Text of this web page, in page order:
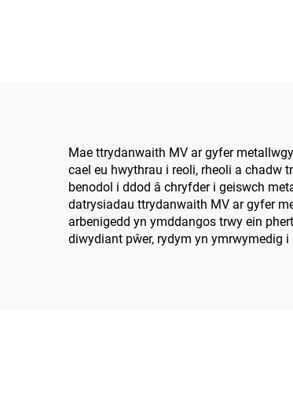
Mae ttrydanwaith MV ar gyfer
cael eu hwythrau i reoli, rheoli a chadw
benodol i ddod â chryfder i geiswch
datrysiadau ttrydanwaith MV ar gyfer
arbenigedd yn ymddangos trwy ein
diwydiant pŵer, rydym yn ymrwymedig